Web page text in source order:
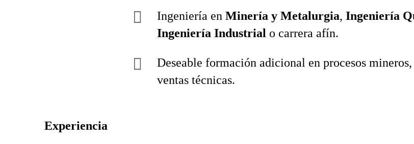
Ingeniería en Minería y Metalurgia, Ingeniería
Ingeniería Industrial o carrera afín.
Deseable formación adicional en procesos
ventas técnicas.
Experiencia